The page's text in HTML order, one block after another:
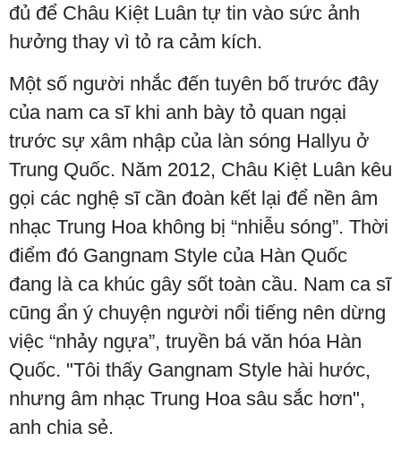
đủ để Châu Kiệt Luân tự tin vào sức ảnh
hưởng thay vì tỏ ra cảm kích.
Một số người nhắc đến tuyên bố trước đây
của nam ca sĩ khi anh bày tỏ quan ngại
trước sự xâm nhập của làn sóng Hallyu ở
Trung Quốc. Năm 2012, Châu Kiệt Luân kêu
gọi các nghệ sĩ cần đoàn kết lại để nền âm
nhạc Trung Hoa không bị “nhiễu sóng”. Thời
điểm đó Gangnam Style của Hàn Quốc
đang là ca khúc gây sốt toàn cầu. Nam ca sĩ
cũng ẩn ý chuyện người nổi tiếng nên dừng
việc “nhảy ngựa”, truyền bá văn hóa Hàn
Quốc. "Tôi thấy Gangnam Style hài hước,
nhưng âm nhạc Trung Hoa sâu sắc hơn",
anh chia sẻ.